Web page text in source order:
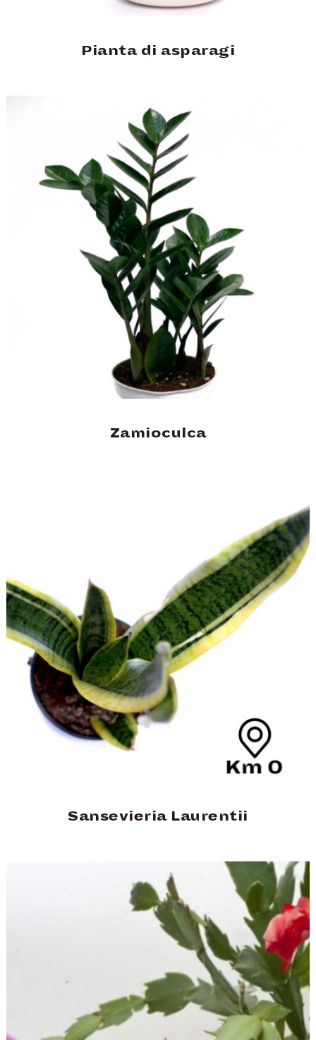
Pianta di asparagi
Zamioculca
Sansevieria Laurentii